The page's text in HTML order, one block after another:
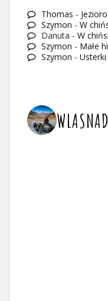
Thomas -
Szymon - W
Danuta - W
Szymon - Małe
Szymon -